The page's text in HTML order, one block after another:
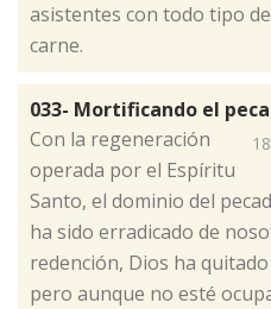
asistentes con todo tipo
carne.
033- Mortificando el
Con la regeneración
operada por el Espíritu
Santo, el dominio del
ha sido erradicado de
redención, Dios ha
pero aunque no esté